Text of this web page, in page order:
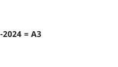
= A3